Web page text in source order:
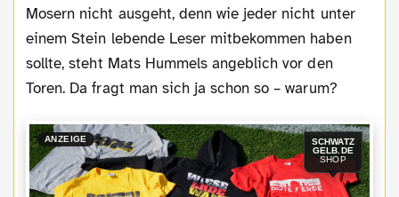
Mosern nicht ausgeht, denn wie jeder nicht unter
einem Stein lebende Leser mitbekommen haben
sollte, steht Mats Hummels angeblich vor den
Toren. Da fragt man sich ja schon so – warum?
ANZEIGE
SCHWATZ
GELB.DE
SHOP